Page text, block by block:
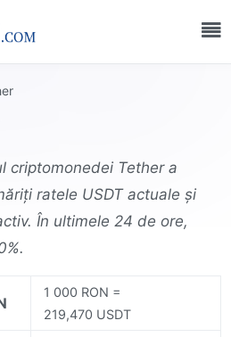
criptomonedei Tether a
ratele USDT actuale și
În ultimele 24 de ore,
1 000 RON =
219,470 USDT